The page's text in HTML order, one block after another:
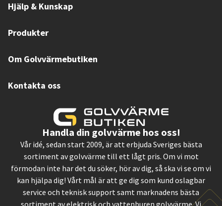
Hjälp & Kunskap
Produkter
Om Golvvärmebutiken
Kontakta oss
Handla din golvvärme hos oss!
Vår idé, sedan start 2009, är att erbjuda Sveriges bästa
sortiment av golvvärme till ett lågt pris. Om vi mot
förmodan inte har det du söker, hör av dig, så ska vi se om vi
kan hjälpa dig! Vårt mål är att ge dig som kund oslagbar
service och teknisk support samt marknadens bästa
sortiment av elektrisk och vattenburen golvvärme. Vi